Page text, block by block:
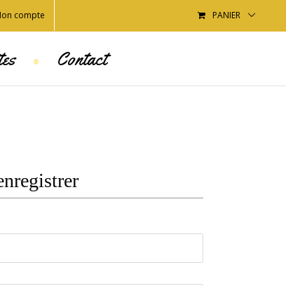
compte PANIER
• Contact